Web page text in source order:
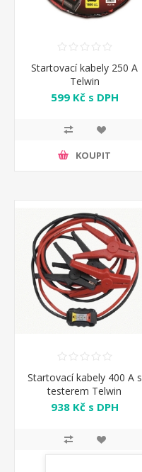
Startovací kabely 250 A
Telwin
599 Kč s DPH
KOUPIT
Startovací kabely 400 A s
testerem Telwin
938 Kč s DPH